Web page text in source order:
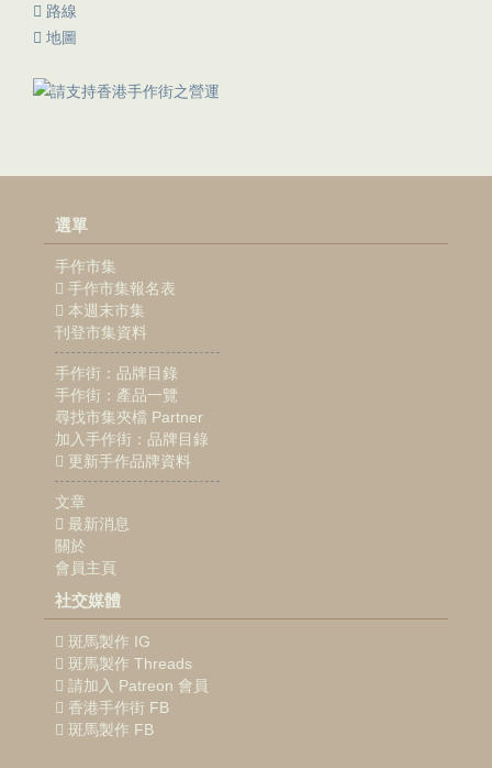
路線
地圖
選單
手作市集
手作市集報名表
本週末市集
刊登市集資料
手作街：品牌目錄
手作街：產品一覽
尋找市集夾檔 Partner
加入手作街：品牌目錄
更新手作品牌資料
文章
最新消息
關於
會員主頁
社交媒體
斑馬製作 IG
斑馬製作 Threads
請加入 Patreon 會員
香港手作街 FB
斑馬製作 FB